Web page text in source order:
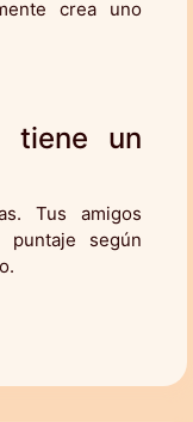
crea uno
tiene un
Tus amigos
según